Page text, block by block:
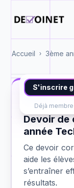
Accueil › 3ème
S'inscrire
Déjà membre
Français
Devoir de
année
Ce devoir
aide les
s’entraîner
résultats.